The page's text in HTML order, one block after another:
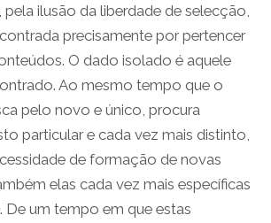
ilusão da liberdade de selecção,
precisamente por pertencer
O dado isolado é aquele
Ao mesmo tempo que o
pelo novo e único, procura
particular e cada vez mais distinto,
de formação de novas
elas cada vez mais específicas
De um tempo em que estas